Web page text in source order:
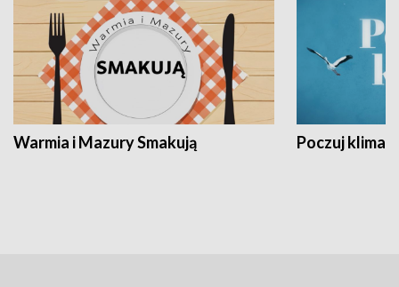
Warmia i Mazury Smakują Poczuj klimat